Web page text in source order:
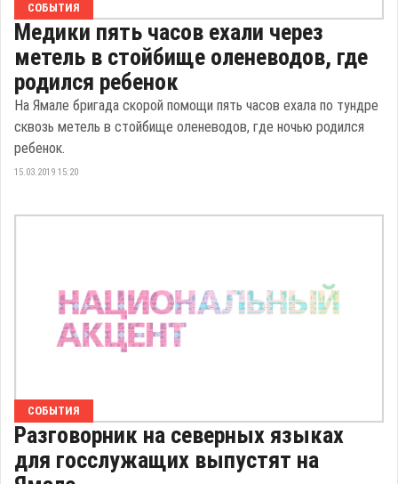
СОБЫТИЯ
Медики пять часов ехали через
метель в стойбище оленеводов, где
родился ребенок
На Ямале бригада скорой помощи пять часов ехала по тундре
сквозь метель в стойбище оленеводов, где ночью родился
ребенок.
15.03.2019 15:20
СОБЫТИЯ
Разговорник на северных языках
для госслужащих выпустят на